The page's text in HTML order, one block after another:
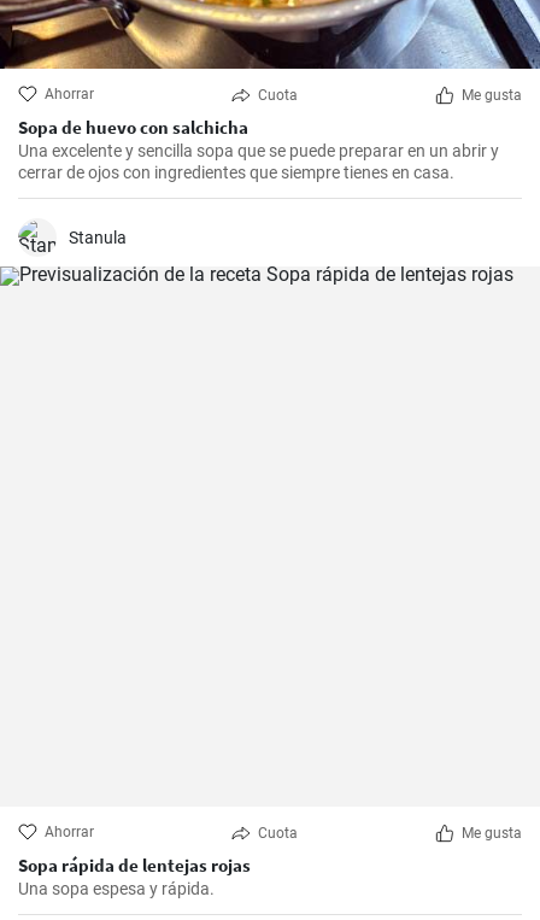
Ahorrar Cuota Me gusta
Sopa de huevo con salchicha
Una excelente y sencilla sopa que se puede preparar en un abrir y
cerrar de ojos con ingredientes que siempre tienes en casa.
Stanula
Ahorrar Cuota Me gusta
Sopa rápida de lentejas rojas
Una sopa espesa y rápida.